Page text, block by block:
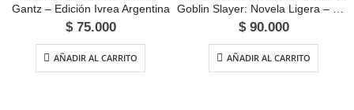
Gantz – Edición Ivrea Argentina
$75.000
AÑADIR AL CARRITO
$90.000
AÑADIR AL CARRITO